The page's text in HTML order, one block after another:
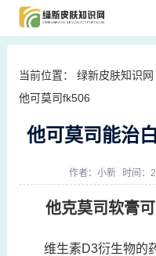
当前位置： 绿新皮肤知识网
他可莫司fk506
他可莫司能治
作者： 小新 时间：
他克莫司软膏
维生素D3衍生物的